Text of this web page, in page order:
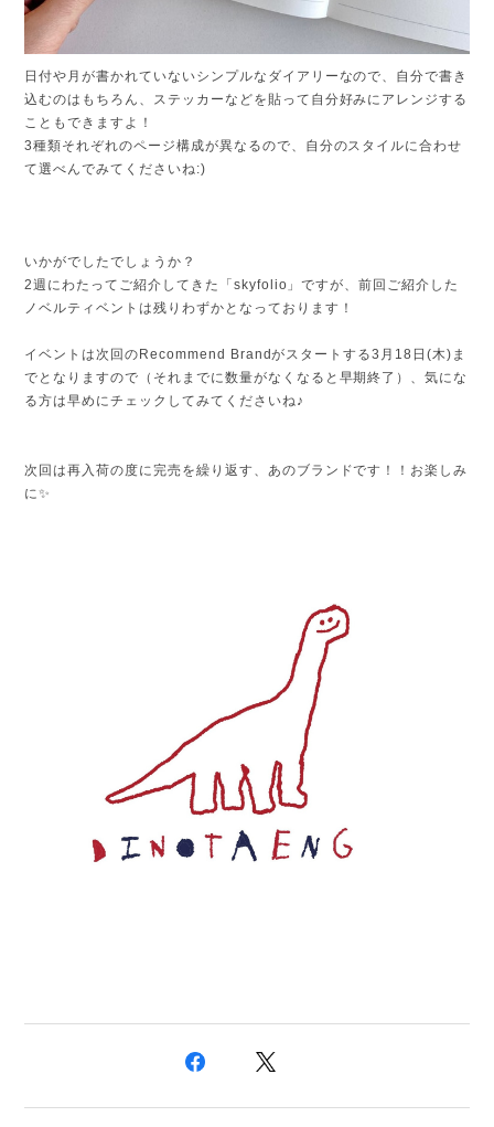
日付や月が書かれていないシンプルなダイアリーなので、自分で書き
込むのはもちろん、ステッカーなどを貼って自分好みにアレンジする
こともできますよ！
3種類それぞれのページ構成が異なるので、自分のスタイルに合わせ
て選べんでみてくださいね:)
いかがでしたでしょうか？
2週にわたってご紹介してきた「skyfolio」ですが、前回ご紹介した
ノベルティベントは残りわずかとなっております！
イベントは次回のRecommend Brandがスタートする3月18日(木)ま
でとなりますので（それまでに数量がなくなると早期終了）、気にな
る方は早めにチェックしてみてくださいね♪
次回は再入荷の度に完売を繰り返す、あのブランドです！！お楽しみ
に✨